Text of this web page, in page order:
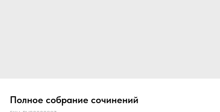
Полное собрание сочинений